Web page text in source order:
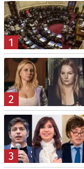
1
2
3